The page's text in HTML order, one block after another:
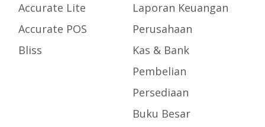
Accurate Lite
Accurate POS
Bliss
Laporan Keuangan
Perusahaan
Kas & Bank
Pembelian
Persediaan
Buku Besar